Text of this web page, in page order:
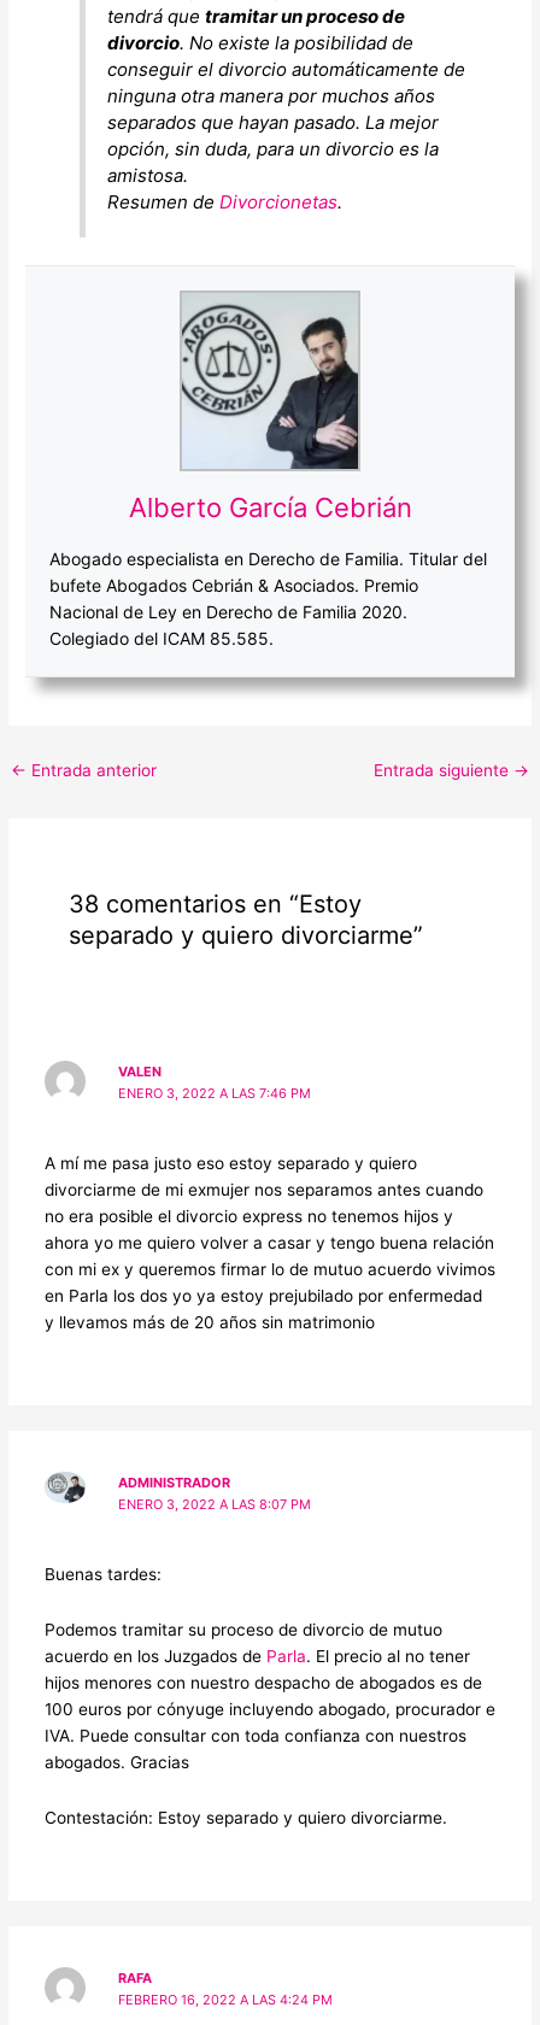
tendrá quetramitar un proceso de
divorcio. No existe la posibilidad de
conseguir el divorcio automáticamente de
ninguna otra manera por muchos años
separados que hayan pasado. La mejor
opción, sin duda, para un divorcio es la
amistosa.
Resumen deDivorcionetas.
Alberto García Cebrián
Abogado especialista en Derecho de Familia. Titular del
bufete Abogados Cebrián & Asociados. Premio
Nacional de Ley en Derecho de Familia 2020.
Colegiado del ICAM 85.585.
← Entrada anterior Entrada siguiente →
38 comentarios en “Estoy
separado y quiero divorciarme”
VALEN
ENERO 3, 2022 A LAS 7:46 PM
A mí me pasa justo eso estoy separado y quiero
divorciarme de mi exmujer nos separamos antes cuando
no era posible el divorcio express no tenemos hijos y
ahora yo me quiero volver a casar y tengo buena relación
con mi ex y queremos firmar lo de mutuo acuerdo vivimos
en Parla los dos yo ya estoy prejubilado por enfermedad
y llevamos más de 20 años sin matrimonio
ADMINISTRADOR
ENERO 3, 2022 A LAS 8:07 PM
Buenas tardes:
Podemos tramitar su proceso de divorcio de mutuo
acuerdo en los Juzgados de Parla. El precio al no tener
hijos menores con nuestro despacho de abogados es de
100 euros por cónyuge incluyendo abogado, procurador e
IVA. Puede consultar con toda confianza con nuestros
abogados. Gracias
Contestación: Estoy separado y quiero divorciarme.
RAFA
FEBRERO 16, 2022 A LAS 4:24 PM